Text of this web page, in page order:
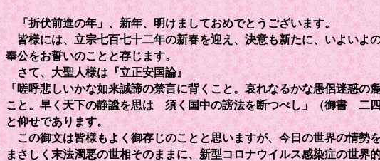
「折伏前進の年」、新年、明けましておめでとうございます。
皆様には、立宗七百七十二年の新春を迎え、決意も新たに、いよいよ
奉公をお誓いのことと存じます。
さて、大聖人様は『立正安国論』
「嗟呼悲しいかな如来誠諦の禁言に背くこと。哀れなるかな愚侶迷惑の
こと。早く天下の静謐を思はゞ須く国中の謗法を断つべし」（御書 二
と仰せであります。
この御文は皆様もよく御存じのことと思いますが、今日の世界の情勢
まさしく末法濁悪の世相そのままに、新型コロナウイルス感染症の世界